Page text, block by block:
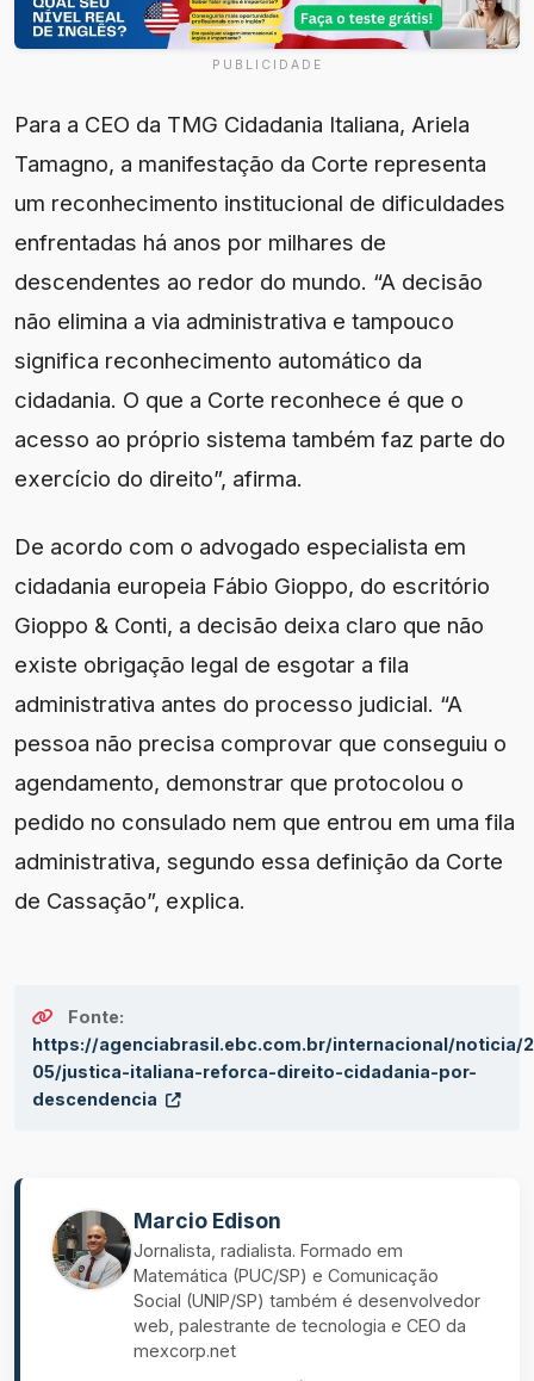
PUBLICIDADE
Para a CEO da TMG Cidadania Italiana, Ariela
Tamagno, a manifestação da Corte representa
um reconhecimento institucional de dificuldades
enfrentadas há anos por milhares de
descendentes ao redor do mundo. “A decisão
não elimina a via administrativa e tampouco
significa reconhecimento automático da
cidadania. O que a Corte reconhece é que o
acesso ao próprio sistema também faz parte do
exercício do direito”, afirma.
De acordo com o advogado especialista em
cidadania europeia Fábio Gioppo, do escritório
Gioppo & Conti, a decisão deixa claro que não
existe obrigação legal de esgotar a fila
administrativa antes do processo judicial. “A
pessoa não precisa comprovar que conseguiu o
agendamento, demonstrar que protocolou o
pedido no consulado nem que entrou em uma fila
administrativa, segundo essa definição da Corte
de Cassação”, explica.
Fonte:
https://agenciabrasil.ebc.com.br/internacional/noticia/
05/justica-italiana-reforca-direito-cidadania-por-
descendencia
Marcio Edison
Jornalista, radialista. Formado em
Matemática (PUC/SP) e Comunicação
Social (UNIP/SP) também é desenvolvedor
web, palestrante de tecnologia e CEO da
mexcorp.net